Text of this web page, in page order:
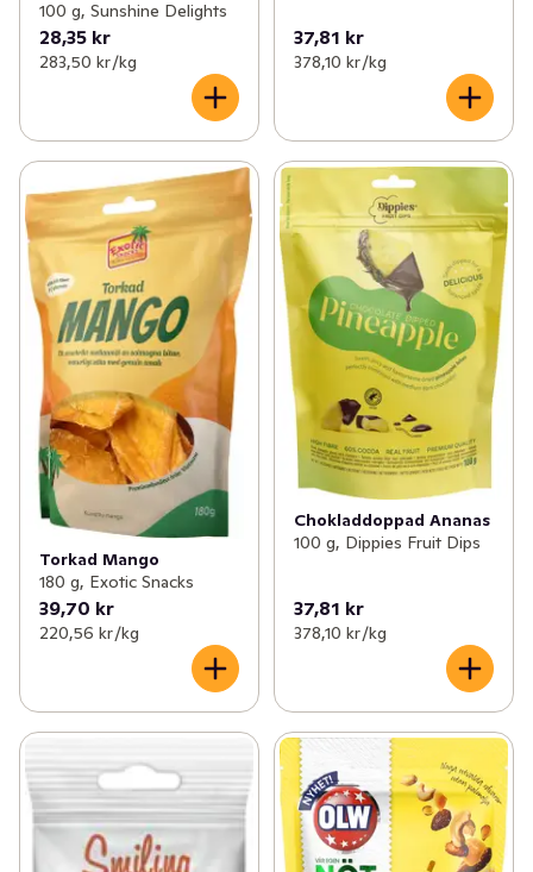
100 g, Sunshine Delights
28,35 kr
283,50 kr /kg
37,81 kr
378,10 kr /kg
Torkad Mango
180 g, Exotic Snacks
39,70 kr
220,56 kr /kg
Chokladdoppad Ananas
100 g, Dippies Fruit Dips
37,81 kr
378,10 kr /kg